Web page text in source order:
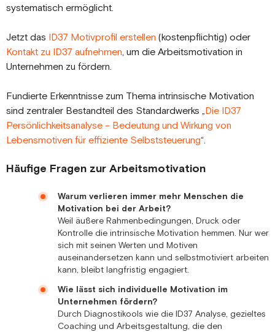
systematisch ermöglicht.
Jetzt das ID37 Motivprofil erstellen (kostenpflichtig) oder
Kontakt zu ID37 aufnehmen, um die Arbeitsmotivation in
Unternehmen zu fördern.
Fundierte Erkenntnisse zum Thema intrinsische Motivation
sind zentraler Bestandteil des Standardwerks „Die ID37
Persönlichkeitsanalyse – Bedeutung und Wirkung von
Lebensmotiven für effiziente Selbststeuerung“.
Häufige Fragen zur Arbeitsmotivation
Warum verlieren immer mehr Menschen die
Motivation bei der Arbeit?
Weil äußere Rahmenbedingungen, Druck oder
Kontrolle die intrinsische Motivation hemmen. Nur wer
sich mit seinen Werten und Motiven
auseinandersetzen kann und selbstmotiviert arbeiten
kann, bleibt langfristig engagiert.
Wie lässt sich individuelle Motivation im
Unternehmen fördern?
Durch Diagnostikools wie die ID37 Analyse, gezieltes
Coaching und Arbeitsgestaltung, die den